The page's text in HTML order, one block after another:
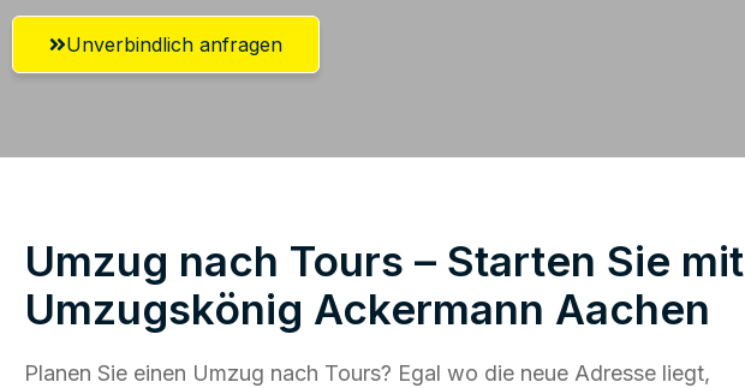
Unverbindlich anfragen
Umzug nach Tours – Starten Sie mit
Umzugskönig Ackermann Aachen
Planen Sie einen Umzug nach Tours? Egal wo die neue Adresse liegt,